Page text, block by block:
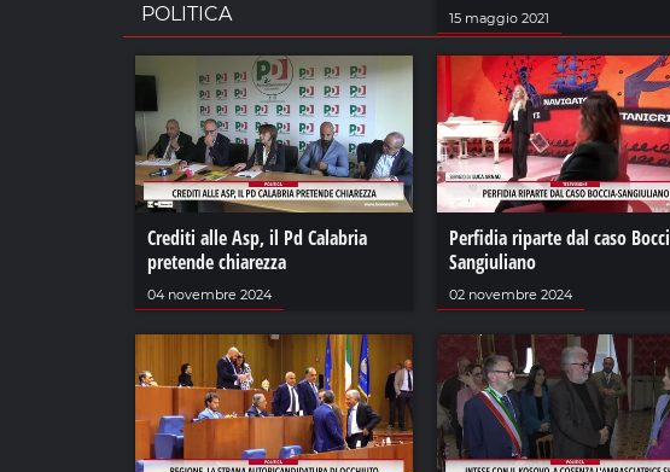
15 maggio 2021
POLITICA
Crediti alle Asp, il Pd Calabria
pretende chiarezza
04 novembre 2024
Perfidia riparte dal caso
Sangiuliano
02 novembre 2024